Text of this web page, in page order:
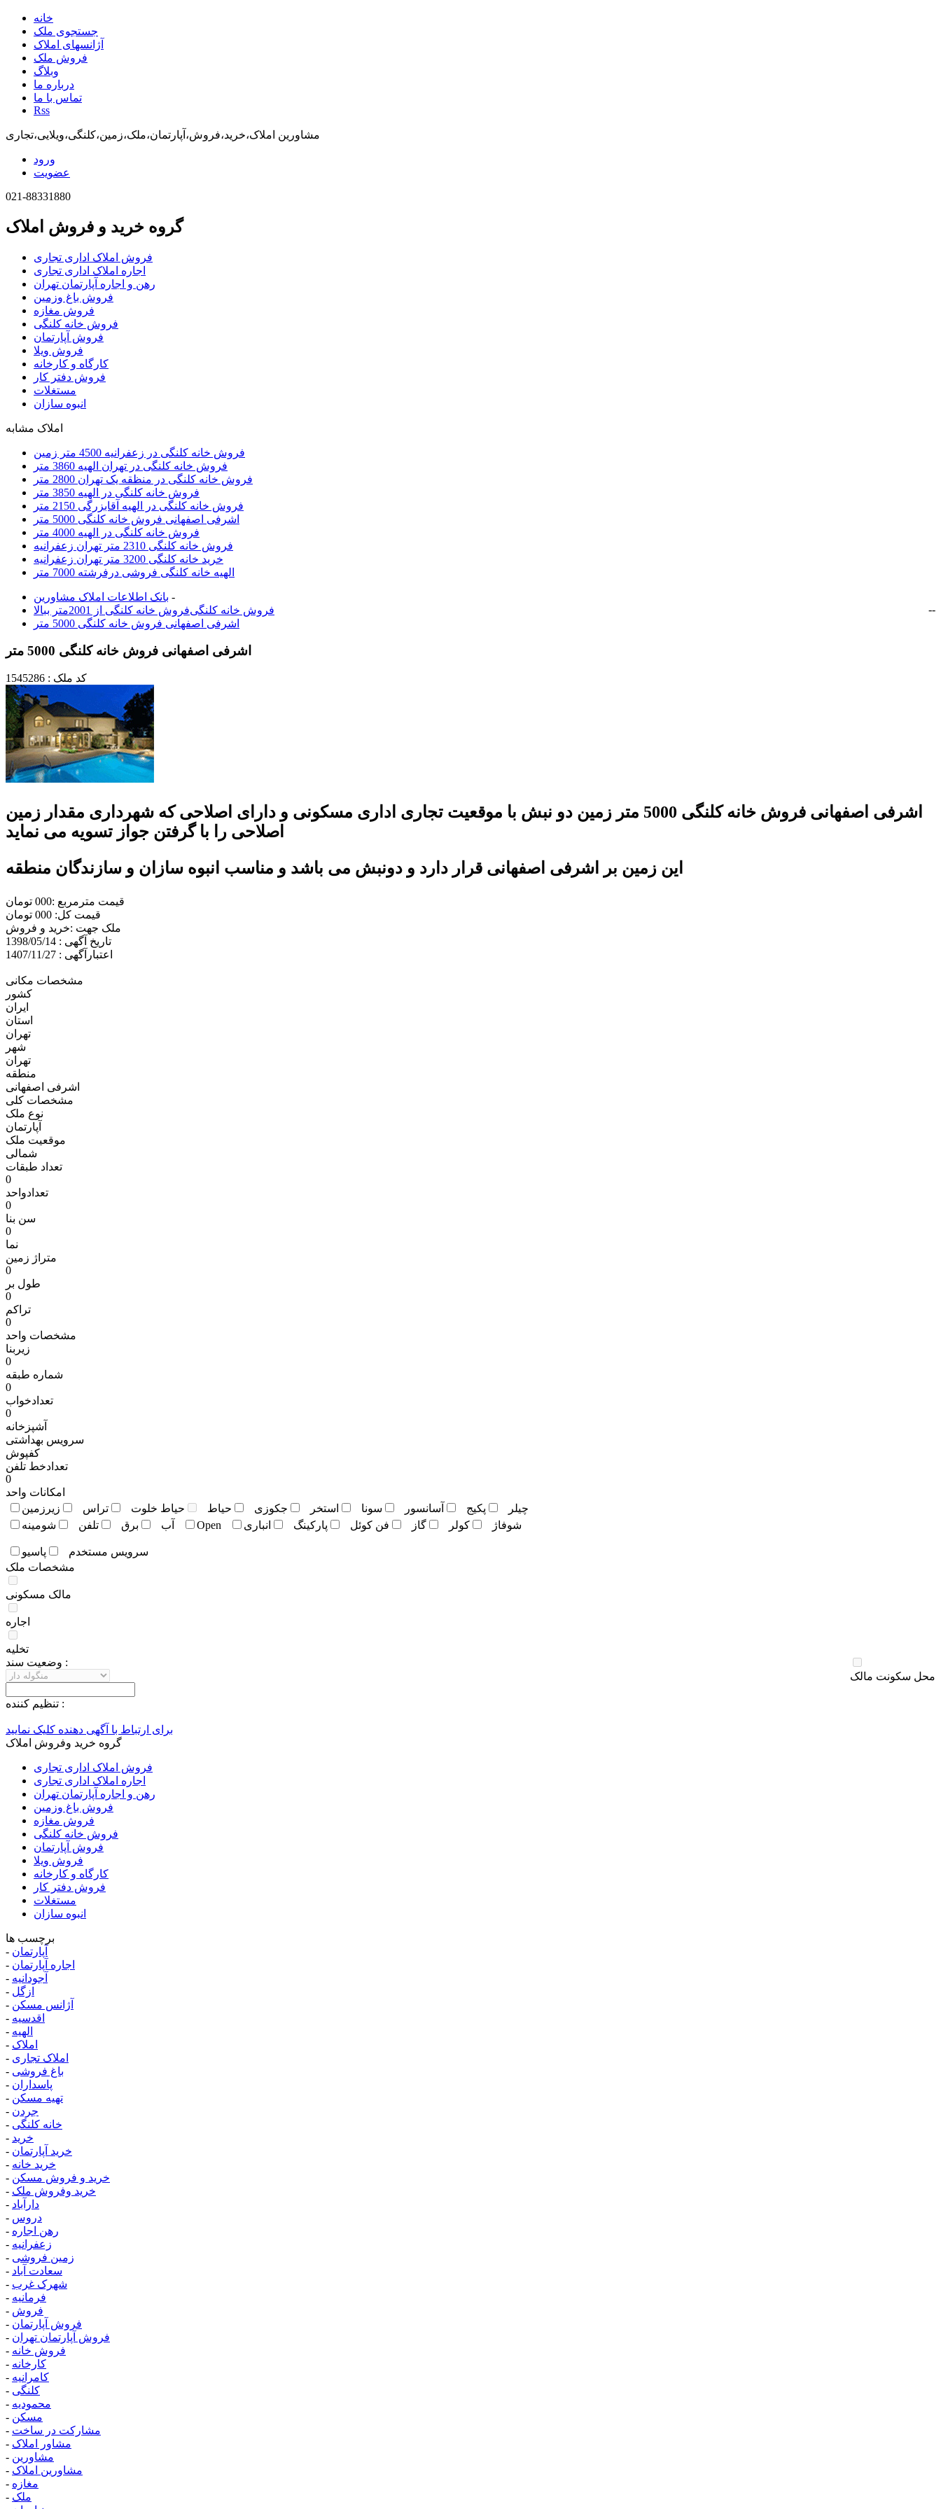
خانه
جستجوی ملک
آژانسهای املاک
فروش ملک
وبلاگ
درباره ما
تماس با ما
Rss
مشاورین املاک،خرید،فروش،آپارتمان،ملک،زمین،کلنگی،ویلایی،تجاری
ورود
عضویت
021-88331880
گروه خرید و فروش املاک
فروش املاک اداری تجاری
اجاره املاک اداری تجاری
رهن و اجاره آپارتمان تهران
فروش باغ وزمین
فروش مغازه
فروش خانه کلنگی
فروش آپارتمان
فروش ویلا
کارگاه و کارخانه
فروش دفتر کار
مستغلات
انبوه سازان
املاک مشابه
فروش خانه کلنگی در زعفرانیه 4500 متر زمین
فروش خانه کلنگی در تهران الهیه 3860 متر
فروش خانه کلنگی در منظقه یک تهران 2800 متر
فروش خانه کلنگی در الهیه 3850 متر
فروش خانه کلنگی در الهیه آقابزرگی 2150 متر
اشرفی اصفهانی فروش خانه کلنگی 5000 متر
فروش خانه کلنگی در الهیه 4000 متر
فروش خانه کلنگی 2310 متر تهران زعفرانیه
خرید خانه کلنگی 3200 متر تهران زعفرانیه
الهیه خانه کلنگی فروشی درفرشته 7000 متر
بانک اطلاعات املاک مشاورين -
فروش خانه کلنگی
- فروش خانه کلنگی از 2001متر ببالا
-
اشرفی اصفهانی فروش خانه کلنگی 5000 متر
اشرفی اصفهانی فروش خانه کلنگی 5000 متر
کد ملک : 1545286
اشرفی اصفهانی فروش خانه کلنگی 5000 متر زمین دو نبش با موقعیت تجاری اداری مسکونی و دارای اصلاحی که شهرداری مقدار زمین
اصلاحی را با گرفتن جواز تسویه می نماید
این زمین بر اشرفی اصفهانی قرار دارد و دونبش می باشد و مناسب انبوه سازان و سازندگان منطقه
قیمت مترمربع :000 تومان
قیمت کل: 000 تومان
ملک جهت :خريد و فروش
تاریخ آگهی : 1398/05/14
اعتبارآگهی : 1407/11/27
مشخصات مکانی
کشور
ایران
استان
تهران
شهر
تهران
منطقه
اشرفی اصفهانی
مشخصات کلی
نوع ملک
آپارتمان
موقعیت ملک
شمالی
تعداد طبقات
0
تعدادواحد
0
سن بنا
0
نما
متراژ زمين
0
طول بر
0
تراکم
0
مشخصات واحد
زیربنا
0
شماره طبقه
0
تعدادخواب
0
آشپزخانه
سرویس بهداشتی
کفپوش
تعدادخط تلفن
0
امکانات واحد
چيلر
پکيج آسانسور سونا استخر جکوزی حياط حياط خلوت تراس
زيرزمين
آب
برق تلفن شومينه Open شوفاژ کولر گاز فن کوئل پارکينگ انباری
سرويس مستخدم
پاسيو
مشخصات ملک
مالک مسکونی
اجاره
تخلیه
محل سکونت مالک
وضعيت سند :
تنظيم کننده :
برای ارتباط با آگهی دهنده کلیک نمایید
گروه خرید وفروش املاک
فروش املاک اداری تجاری
اجاره املاک اداری تجاری
رهن و اجاره آپارتمان تهران
فروش باغ وزمین
فروش مغازه
فروش خانه کلنگی
فروش آپارتمان
فروش ویلا
کارگاه و کارخانه
فروش دفتر کار
مستغلات
انبوه سازان
برچسب ها
- آپارتمان
- اجاره آپارتمان
- آجودانیه
- ازگل
- آژانس مسکن
- اقدسیه
- الهیه
- املاک
- املاک تجاری
- باغ فروشی
- پاسداران
- تهیه مسکن
- جردن
- خانه کلنگی
- خرید
- خرید آپارتمان
- خرید خانه
- خرید و فروش مسکن
- خرید وفروش ملک
- دارآباد
- دروس
- رهن اجاره
- زعفرانیه
- زمین فروشی
- سعادت آباد
- شهرک غرب
- فرمانیه
- فروش
- فروش آپارتمان
- فروش آپارتمان تهران
- فروش خانه
- کارخانه
- کامرانیه
- کلنگی
- محمودیه
- مسکن
- مشارکت در ساخت
- مشاور املاک
- مشاورین
- مشاورین املاک
- مغازه
- ملک